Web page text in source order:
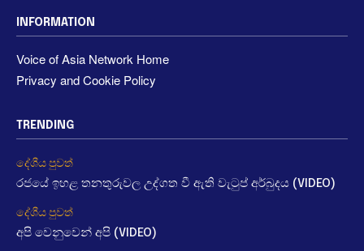
INFORMATION
Voice of Asia Network Home
Privacy and Cookie Policy
TRENDING
දේශීය පුවත්
රජයේ ඉහළ තනතුරුවල උද්ගත වී ඇති වැටුප් අර්බුදය (VIDEO)
දේශීය පුවත්
අපි වෙනුවෙන් අපි (VIDEO)